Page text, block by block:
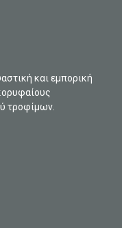
και εμπορική
τροφίμων.